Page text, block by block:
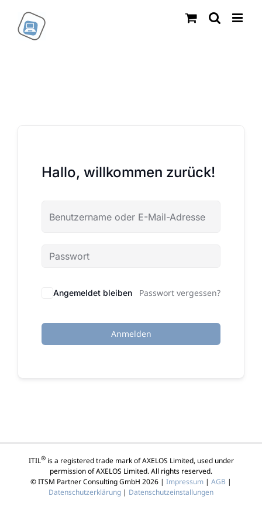
Inhalt
springen
Hallo, willkommen zurück!
Angemeldet bleiben Passwort vergessen?
Anmelden
ITIL®is a registered trade mark of AXELOS Limited, used under
permission of AXELOS Limited. All rights reserved.
© ITSM Partner Consulting GmbH 2026 | Impressum | AGB |
Datenschutzerklärung | Datenschutzeinstallungen